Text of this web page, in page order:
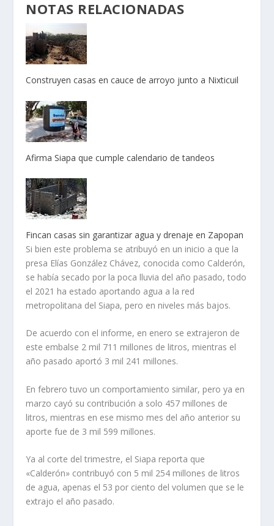
NOTAS RELACIONADAS
Construyen casas en cauce de arroyo junto a Nixticuil
Afirma Siapa que cumple calendario de tandeos
Fincan casas sin garantizar agua y drenaje en Zapopan
Si bien este problema se atribuyó en un inicio a que la
presa Elías González Chávez, conocida como Calderón,
se había secado por la poca lluvia del año pasado, todo
el 2021 ha estado aportando agua a la red
metropolitana del Siapa, pero en niveles más bajos.
De acuerdo con el informe, en enero se extrajeron de
este embalse 2 mil 711 millones de litros, mientras el
año pasado aportó 3 mil 241 millones.
En febrero tuvo un comportamiento similar, pero ya en
marzo cayó su contribución a solo 457 millones de
litros, mientras en ese mismo mes del año anterior su
aporte fue de 3 mil 599 millones.
Ya al corte del trimestre, el Siapa reporta que
«Calderón» contribuyó con 5 mil 254 millones de litros
de agua, apenas el 53 por ciento del volumen que se le
extrajo el año pasado.